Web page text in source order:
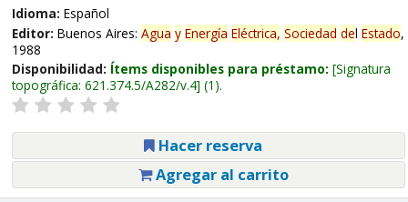
Idioma: Español
Editor: Buenos Aires: Agua y Energía Eléctrica, Sociedad del Estado,
1988
Disponibilidad: Ítems disponibles para préstamo: Signatura
topográfica: 621.374.5/A282/v.4 (1).
Hacer reserva
Agregar al carrito